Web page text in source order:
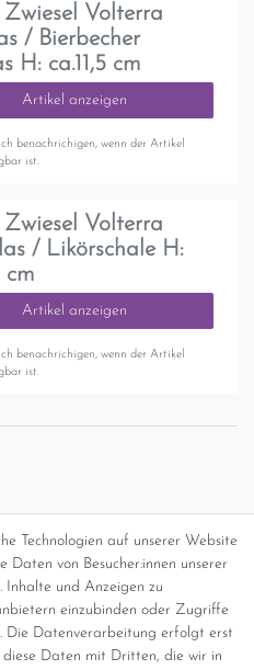
Volterra
/ Bierbecher
H: ca.11,5 cm
Artikel anzeigen
benachrichigen, wenn der Artikel
ist.
Volterra
/ Likörschale H:
cm
Artikel anzeigen
benachrichigen, wenn der Artikel
ist.
Technologien auf unserer Website
Daten von Besucher:innen unserer
Inhalte und Anzeigen zu
einzubinden oder Zugriffe
Die Datenverarbeitung erfolgt erst
Daten mit Dritten, die wir in
DHL (8,49 Euro ) inkl. MwSt.